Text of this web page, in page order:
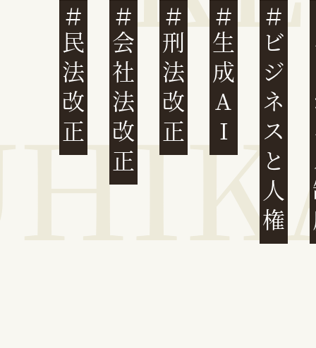
民法改正 会社法改正 刑法改正 生成AI ビジネスと人権